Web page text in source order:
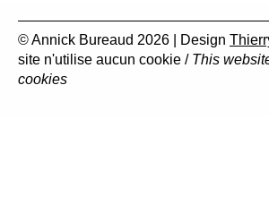
© Annick Bureaud 2026 | Design
site n'utilise aucun cookie / This
cookies